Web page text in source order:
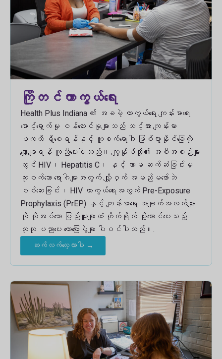
ကြိုတင်ကာကွယ်ရေး
Health Plus Indiana ၏ အခမဲ့ ကာကွယ်ရေး ကျန်းမာရေး
စောင့်ရှောက်မှု ဝန်ဆောင်မှုများသည် သင့်အား ကျန်းမာ
ပကတိ ရှိစေရန်နှင့် ကူးစက်ရောဂါ ဖြစ်ပွားနိုင်ခြေကို
လျှော့ချရန် ကူညီပေးပါသည်။ ကျွန်ုပ်တို့၏ အစီအစဉ်များ
တွင် HIV၊ Hepatitis C၊ နှင့် ကာမ ဆက်ဆံခြင်းမှ
ကူးစက်သော ရောဂါများအတွက် လျှို့ဝှက် အမည်မဖော်ဘဲ
စစ်ဆေးခြင်း၊ HIV ကာကွယ်ရေးအတွက် Pre-Exposure
Prophylaxis (PrEP) နှင့် ကျန်းမာရေး အချက်အလက်များ
ကို လိုအပ်သော ပြည်သူများထံ တိုက်ရိုက် ပို့ဆောင်ပေးသည့်
လူထု ပညာပေး ဟောပြောပွဲများ ပါဝင်ပါသည်။.
ဆက်လက်လေ့လာပါ →